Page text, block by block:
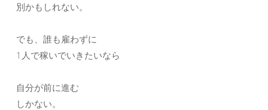
別かもしれない。
でも、誰も雇わずに
1人で稼いでいきたいなら
自分が前に進む
しかない。